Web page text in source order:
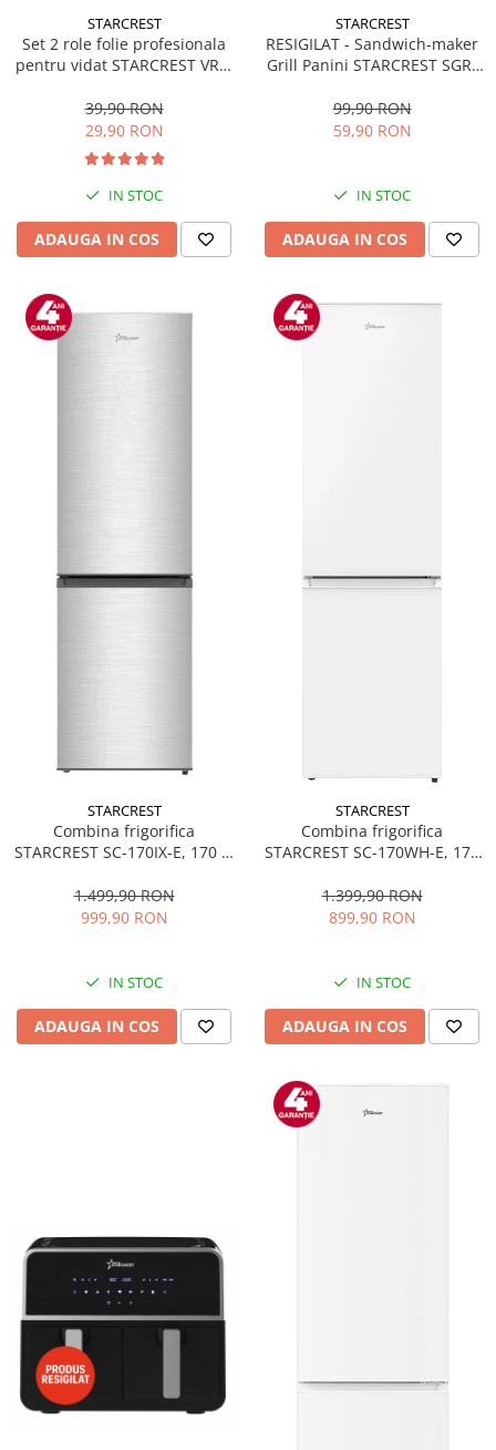
STARCREST
Set 2 role folie profesionala
pentru vidat STARCREST VRL-
reutilizabile, sous vide,
lavabile in masina de spalat,
fara BPA, transparent
39,90 RON
29,90 RON
IN STOC
ADAUGA IN COS
STARCREST
RESIGILAT - Sandwich-maker
Grill Panini STARCREST SGR-
nonaderente, Deschidere
180°, Suprafata de gatire 23 x
99,90 RON
59,90 RON
IN STOC
ADAUGA IN COS
STARCREST
Combina frigorifica
STARCREST SC-170IX-E, 170 L,
reglabil, Iluminare LED,
Suprafata Inox antiamprenta,
1.499,90 RON
999,90 RON
IN STOC
ADAUGA IN COS
STARCREST
Combina frigorifica
STARCREST SC-170WH-E, 170
Termostat reglabil, Iluminare
LED, Picioare ajustabile, Usi
1.399,90 RON
899,90 RON
IN STOC
ADAUGA IN COS